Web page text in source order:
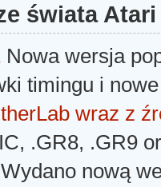
świata Atari
Nowa wersja
timingu i
wraz z
.GR8, .GR9
Wydano nową